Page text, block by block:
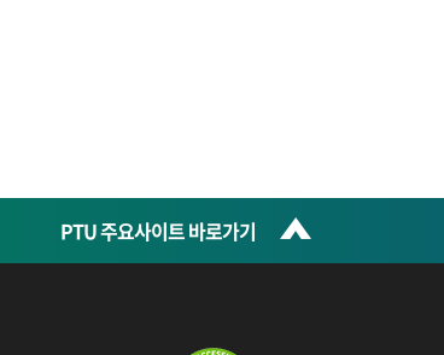
PTU 주요사이트 바로가기